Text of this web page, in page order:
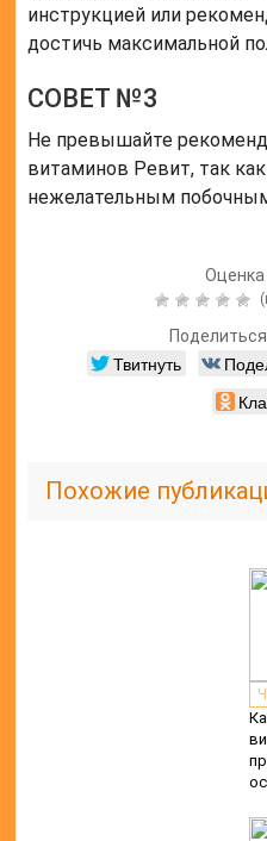
инструкцией или
достичь максимальной
СОВЕТ №3
Не превышайте
витаминов Ревит, так
нежелательным
Оценка
Твитнуть
Похожие